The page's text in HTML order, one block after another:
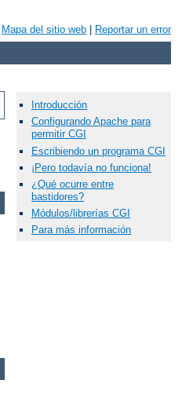
Mapa del sitio web Reportar un error
Introducción
Configurando Apache para
permitir CGI
Escribiendo un programa CGI
¡Pero todavía no funciona!
¿Qué ocurre entre
bastidores?
Módulos/librerías CGI
Para más información